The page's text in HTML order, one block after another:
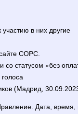
в них другие
СОРС.
со статусом «без
(Мадрид,
Дата,